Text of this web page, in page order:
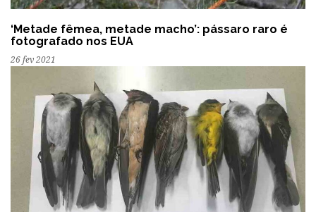
‘Metade fêmea, metade macho’: pássaro raro é
fotografado nos EUA
26 fev 2021